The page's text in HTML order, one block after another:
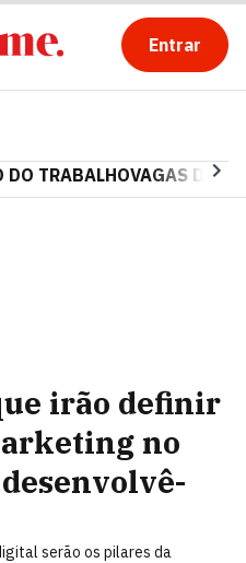
Entrar
DO TRABALHOVAGAS DE
irão definir
no
serão os pilares da